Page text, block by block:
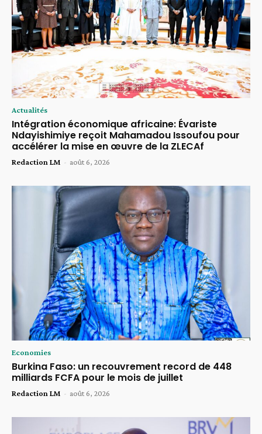
Actualités
Intégration économique africaine: Évariste
Ndayishimiye reçoit Mahamadou Issoufou pour
accélérer la mise en œuvre de la ZLECAf
Redaction LM - août 6, 2026
Economies
Burkina Faso: un recouvrement record de 448
milliards FCFA pour le mois de juillet
Redaction LM - août 6, 2026